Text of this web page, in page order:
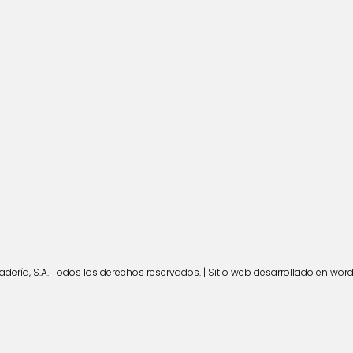
S.A. Todos los derechos reservados. | Sitio web desarrollado en